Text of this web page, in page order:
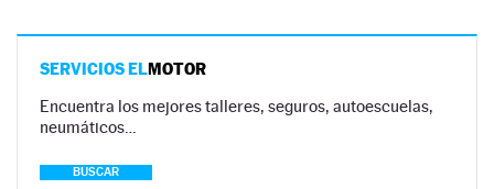
SERVICIOS ELMOTOR
Encuentra los mejores talleres, seguros, autoescuelas,
neumáticos…
BUSCAR